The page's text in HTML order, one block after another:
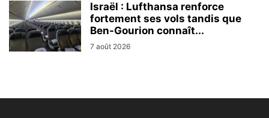
Israël : Lufthansa renforce
fortement ses vols tandis que
Ben-Gourion connaît...
7 août 2026